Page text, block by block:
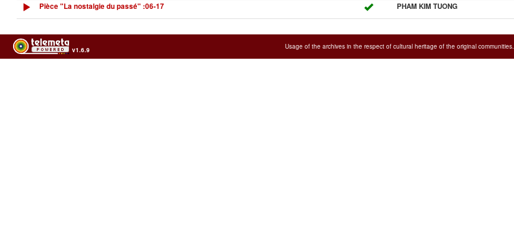
Pièce "La nostalgie du passé" :06-17
PHAM KIM TUONG
v1.6.9 Usage of the archives in the respect of cultural heritage of the original communities.